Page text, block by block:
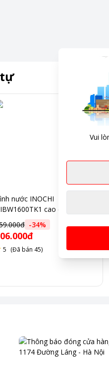
nước INOCHI
cao cấp Biwa
-34%
5 (Đã bán 45)
Vui